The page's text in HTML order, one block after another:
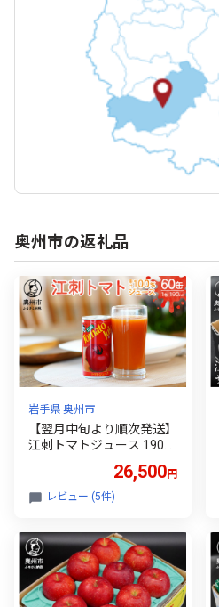
奥州市の返礼品
岩手県 奥州市
【翌月中旬より順次発送】
江刺トマトジュース 190m
添加 とまとストレート果
汁100％ 飲料 野菜ジュー
26,500円
レビュー (5件)